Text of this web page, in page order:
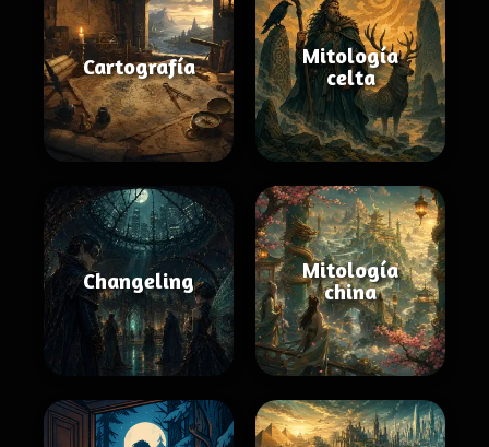
Cartografía
Mitología
celta
Changeling
Mitología
china